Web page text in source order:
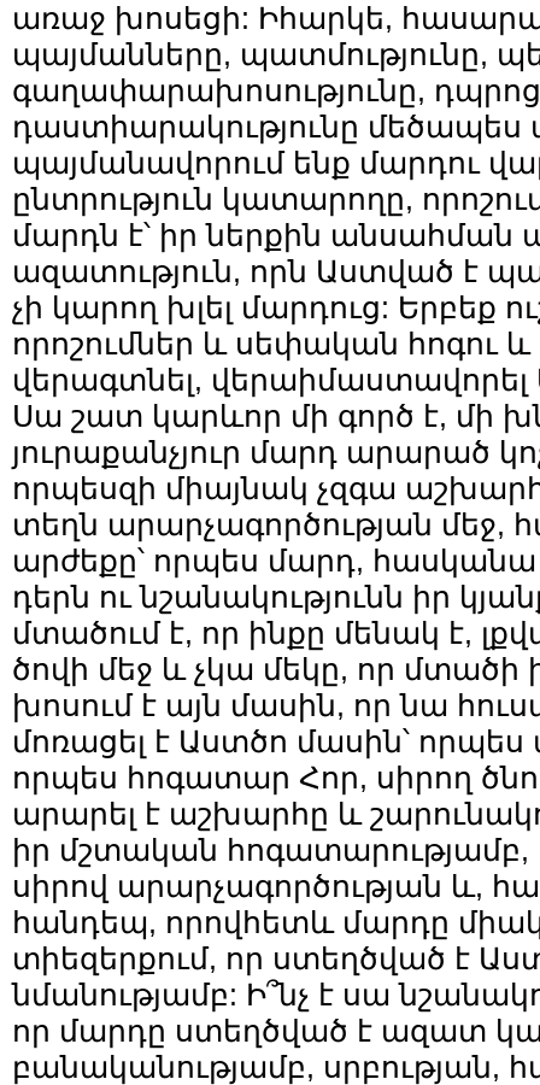
առաջ խոսեցի: Իհարկե,
պայմանները, պատմությունը,
գաղափարախոսությունը,
դաստիարակությունը մեծապես
պայմանավորում ենք մարդու
ընտրություն կատարողը,
մարդն է՝ իր ներքին անսահման
ազատություն, որն Աստված է
չի կարող խլել մարդուց: Երբեք
որոշումներ և սեփական հոգու
վերագտնել, վերաիմաստավորել
Սա շատ կարևոր մի գործ է, մի
յուրաքանչյուր մարդ արարած
որպեսզի միայնակ չզգա
տեղն արարչագործության մեջ,
արժեքը՝ որպես մարդ,
դերն ու նշանակությունն իր
մտածում է, որ ինքը մենակ է,
ծովի մեջ և չկա մեկը, որ մտածի
խոսում է այն մասին, որ նա
մոռացել է Աստծո մասին՝
որպես հոգատար Հոր, սիրող
արարել է աշխարհը և
իր մշտական
սիրով արարչագործության և,
հանդեպ, որովհետև մարդը
տիեզերքում, որ ստեղծված է
նմանությամբ: Ի՞նչ է սա
որ մարդը ստեղծված է ազատ
բանականությամբ, սրբության,